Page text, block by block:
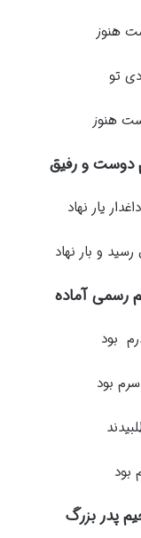
هنوز
تو
هنوز
دوست و رفیق
یار نهاد
و بار نهاد
رسمی آماده
بود
بود
بود
پدر بزرگ